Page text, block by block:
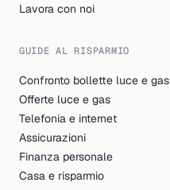
Lavora con noi
GUIDE AL RISPARMIO
Confronto bollette luce e gas
Offerte luce e gas
Telefonia e internet
Assicurazioni
Finanza personale
Casa e risparmio